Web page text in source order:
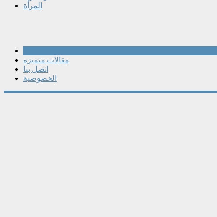
المرأة
مقالات متميزه
اتصل بنا
الخصوصية